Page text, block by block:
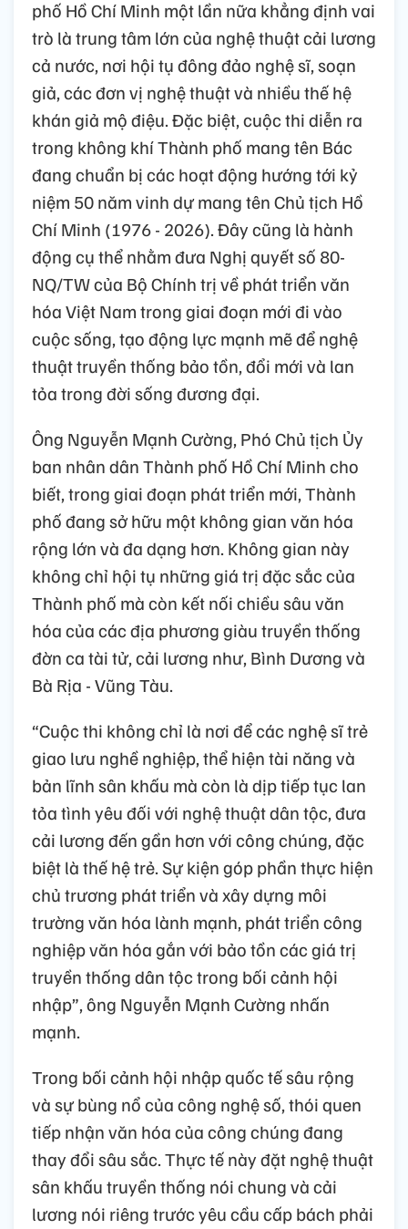
phố Hồ Chí Minh một lần nữa khẳng định vai
trò là trung tâm lớn của nghệ thuật cải lương
cả nước, nơi hội tụ đông đảo nghệ sĩ, soạn
giả, các đơn vị nghệ thuật và nhiều thế hệ
khán giả mộ điệu. Đặc biệt, cuộc thi diễn ra
trong không khí Thành phố mang tên Bác
đang chuẩn bị các hoạt động hướng tới kỷ
niệm 50 năm vinh dự mang tên Chủ tịch Hồ
Chí Minh (1976 - 2026). Đây cũng là hành
động cụ thể nhằm đưa Nghị quyết số 80-
NQ/TW của Bộ Chính trị về phát triển văn
hóa Việt Nam trong giai đoạn mới đi vào
cuộc sống, tạo động lực mạnh mẽ để nghệ
thuật truyền thống bảo tồn, đổi mới và lan
tỏa trong đời sống đương đại.
Ông Nguyễn Mạnh Cường, Phó Chủ tịch Ủy
ban nhân dân Thành phố Hồ Chí Minh cho
biết, trong giai đoạn phát triển mới, Thành
phố đang sở hữu một không gian văn hóa
rộng lớn và đa dạng hơn. Không gian này
không chỉ hội tụ những giá trị đặc sắc của
Thành phố mà còn kết nối chiều sâu văn
hóa của các địa phương giàu truyền thống
đờn ca tài tử, cải lương như, Bình Dương và
Bà Rịa - Vũng Tàu.
“Cuộc thi không chỉ là nơi để các nghệ sĩ trẻ
giao lưu nghề nghiệp, thể hiện tài năng và
bản lĩnh sân khấu mà còn là dịp tiếp tục lan
tỏa tình yêu đối với nghệ thuật dân tộc, đưa
cải lương đến gần hơn với công chúng, đặc
biệt là thế hệ trẻ. Sự kiện góp phần thực hiện
chủ trương phát triển và xây dựng môi
trường văn hóa lành mạnh, phát triển công
nghiệp văn hóa gắn với bảo tồn các giá trị
truyền thống dân tộc trong bối cảnh hội
nhập”, ông Nguyễn Mạnh Cường nhấn
mạnh.
Trong bối cảnh hội nhập quốc tế sâu rộng
và sự bùng nổ của công nghệ số, thói quen
tiếp nhận văn hóa của công chúng đang
thay đổi sâu sắc. Thực tế này đặt nghệ thuật
sân khấu truyền thống nói chung và cải
lương nói riêng trước yêu cầu cấp bách phải